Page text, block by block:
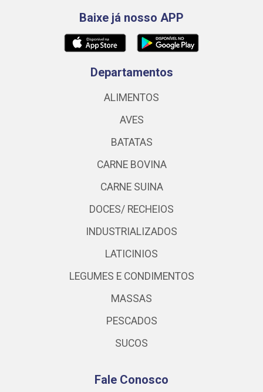
Baixe já nosso APP
Departamentos
ALIMENTOS
AVES
BATATAS
CARNE BOVINA
CARNE SUINA
DOCES/ RECHEIOS
INDUSTRIALIZADOS
LATICINIOS
LEGUMES E CONDIMENTOS
MASSAS
PESCADOS
SUCOS
Fale Conosco